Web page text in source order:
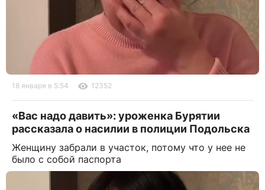
18 января в 5:54 12352
«Вас надо давить»: уроженка Бурятии
рассказала о насилии в полиции Подольска
Женщину забрали в участок, потому что у нее не
было с собой паспорта